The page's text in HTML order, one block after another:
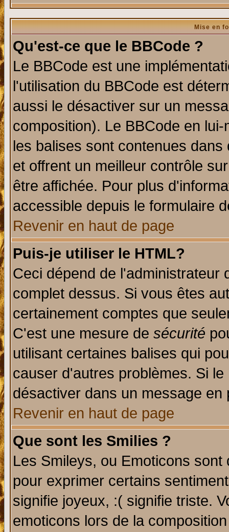
Mise en
Qu'est-ce que le BBCode ?
Le BBCode est une
l'utilisation du BBCode est
aussi le désactiver sur un
composition). Le BBCode en
les balises sont contenues
et offrent un meilleur contrôle
être affichée. Pour plus
accessible depuis le formulaire
Revenir en haut de page
Puis-je utiliser le HTML?
Ceci dépend de l'administrateur
complet dessus. Si vous êtes
certainement comptes que
C'est une mesure de sécurité
utilisant certaines balises qui
causer d'autres problèmes. Si
désactiver dans un message
Revenir en haut de page
Que sont les Smilies ?
Les Smileys, ou Emoticons
pour exprimer certains
signifie joyeux, :( signifie triste.
emoticons lors de la